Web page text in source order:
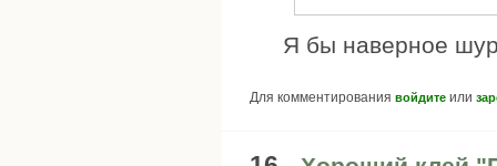
Я бы наверное
Для комментирования войдите или